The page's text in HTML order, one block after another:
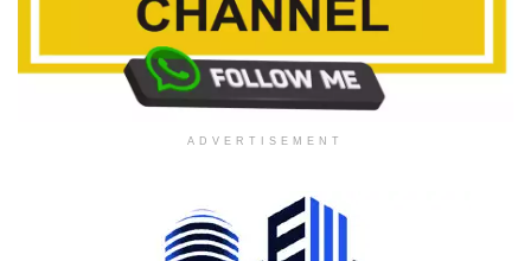
ADVERTISEMENT